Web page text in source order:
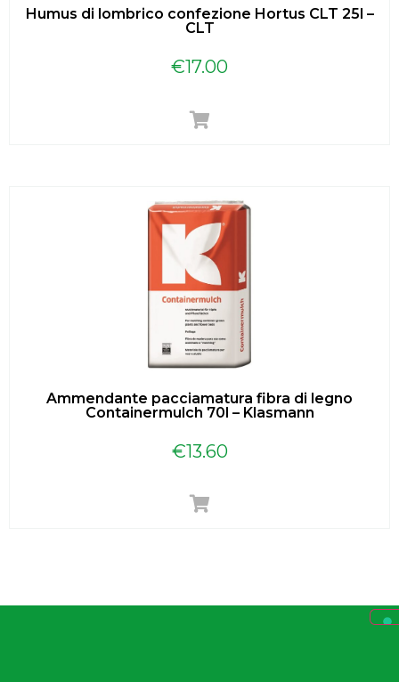
Humus di lombrico confezione Hortus CLT 25l –
CLT
€17.00
Ammendante pacciamatura fibra di legno
Containermulch 70l – Klasmann
€13.60